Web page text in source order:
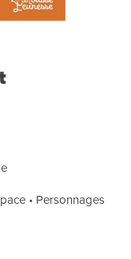
• Personnages